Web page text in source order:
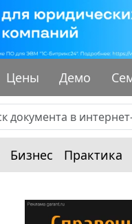
Цены Демо
Бизнес Практика